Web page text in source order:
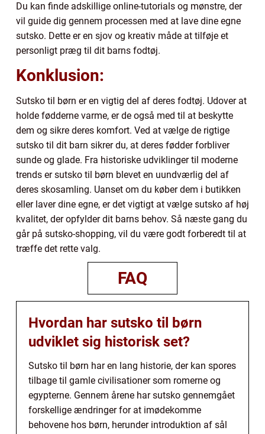
Du kan finde adskillige online-tutorials og mønstre, der
vil guide dig gennem processen med at lave dine egne
sutsko. Dette er en sjov og kreativ måde at tilføje et
personligt præg til dit barns fodtøj.
Konklusion:
Sutsko til børn er en vigtig del af deres fodtøj. Udover at
holde fødderne varme, er de også med til at beskytte
dem og sikre deres komfort. Ved at vælge de rigtige
sutsko til dit barn sikrer du, at deres fødder forbliver
sunde og glade. Fra historiske udviklinger til moderne
trends er sutsko til børn blevet en uundværlig del af
deres skosamling. Uanset om du køber dem i butikken
eller laver dine egne, er det vigtigt at vælge sutsko af høj
kvalitet, der opfylder dit barns behov. Så næste gang du
går på sutsko-shopping, vil du være godt forberedt til at
træffe det rette valg.
FAQ
Hvordan har sutsko til børn
udviklet sig historisk set?
Sutsko til børn har en lang historie, der kan spores
tilbage til gamle civilisationer som romerne og
egypterne. Gennem årene har sutsko gennemgået
forskellige ændringer for at imødekomme
behovene hos børn, herunder introduktion af sål